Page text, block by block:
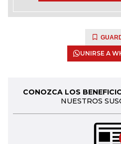
UNIRSE A
CONOZCA LOS
NUESTROS